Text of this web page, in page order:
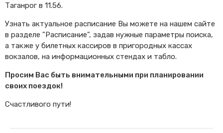
Таганрог в 11.56.
Узнать актуальное расписание Вы можете на нашем сайте
в разделе "Расписание", задав нужные параметры поиска,
а также у билетных кассиров в пригородных кассах
вокзалов, на информационных стендах и табло.
Просим Вас быть внимательными при планировании
своих поездок!
Счастливого пути!